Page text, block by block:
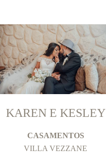
KAREN E KESLEY
CASAMENTOS
VILLA VEZZANE